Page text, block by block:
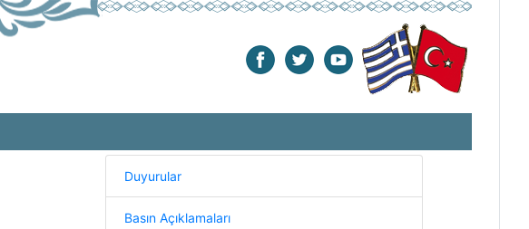
Duyurular
Basın Açıklamaları